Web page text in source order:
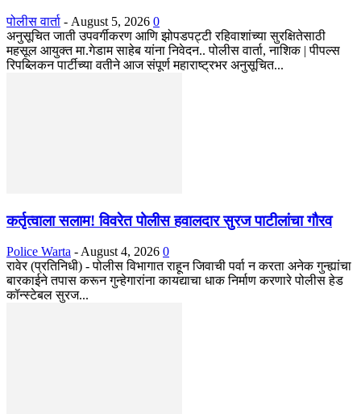
पोलीस वार्ता - August 5, 2026 0
अनुसूचित जाती उपवर्गीकरण आणि झोपडपट्टी रहिवाशांच्या सुरक्षितेसाठी
महसूल आयुक्त मा.गेडाम साहेब यांना निवेदन.. पोलीस वार्ता, नाशिक | पीपल्स
रिपब्लिकन पार्टीच्या वतीने आज संपूर्ण महाराष्ट्रभर अनुसूचित...
कर्तृत्वाला सलाम! विवरेत पोलीस हवालदार सुरज पाटीलांचा गौरव
Police Warta - August 4, 2026 0
रावेर (प्रतिनिधी) - पोलीस विभागात राहून जिवाची पर्वा न करता अनेक गुन्ह्यांचा
बारकाईने तपास करून गुन्हेगारांना कायद्याचा धाक निर्माण करणारे पोलीस हेड
कॉन्स्टेबल सुरज...